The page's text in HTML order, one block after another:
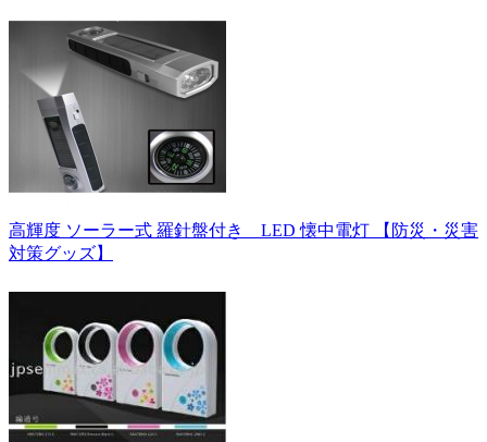
高輝度 ソーラー式 羅針盤付き LED 懐中電灯 【防災・災害
対策グッズ】